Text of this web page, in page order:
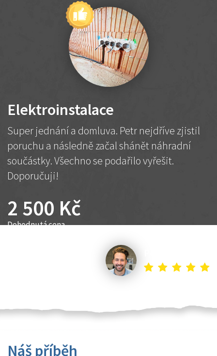
Elektroinstalace
Super jednání a domluva. Petr nejdříve zjistil
poruchu a následně začal shánět náhradní
součástky. Všechno se podařilo vyřešit.
Doporučuji!
2 500 Kč
Dohodnutá cena
Náš příběh